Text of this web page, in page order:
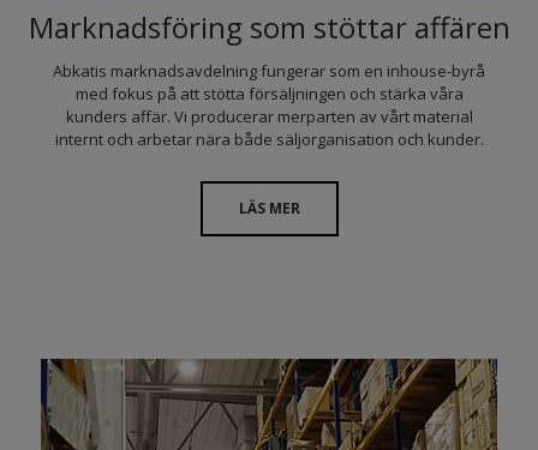
Marknadsföring som stöttar affären
Abkatis marknadsavdelning fungerar som en inhouse-byrå
med fokus på att stötta försäljningen och stärka våra
kunders affär. Vi producerar merparten av vårt material
internt och arbetar nära både säljorganisation och kunder.
LÄS MER